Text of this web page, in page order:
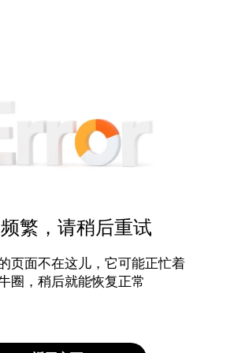
繁，请稍后重试
页面不在这儿，它可能正忙着
圈，稍后就能恢复正常